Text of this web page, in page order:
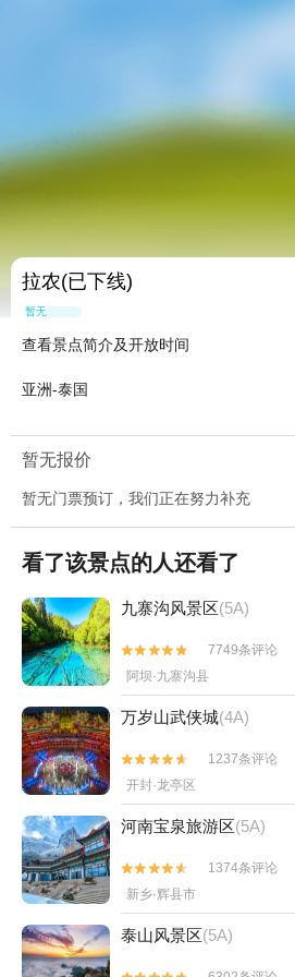
拉农(已下线)
暂无点评
查看景点简介及开放时间
亚洲-泰国
暂无报价
暂无门票预订，我们正在努力补充
看了该景点的人还看了
九寨沟风景区(5A)


7749条评论
阿坝·九寨沟县
万岁山武侠城(4A)


1237条评论
开封·龙亭区
河南宝泉旅游区(5A)


1374条评论
新乡·辉县市
泰山风景区(5A)